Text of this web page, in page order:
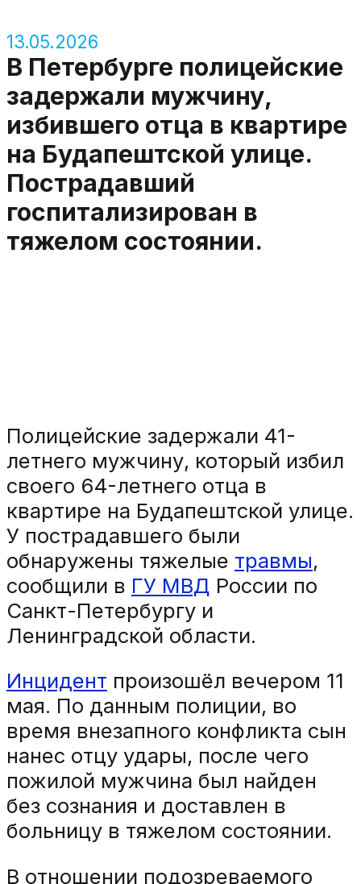
13.05.2026
В Петербурге полицейские
задержали мужчину,
избившего отца в квартире
на Будапештской улице.
Пострадавший
госпитализирован в
тяжелом состоянии.
Полицейские задержали 41-
летнего мужчину, который избил
своего 64-летнего отца в
квартире на Будапештской улице.
У пострадавшего были
обнаружены тяжелые травмы,
сообщили в ГУ МВД России по
Санкт-Петербургу и
Ленинградской области.
Инцидент произошёл вечером 11
мая. По данным полиции, во
время внезапного конфликта сын
нанес отцу удары, после чего
пожилой мужчина был найден
без сознания и доставлен в
больницу в тяжелом состоянии.
В отношении подозреваемого